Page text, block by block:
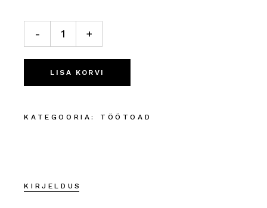
- +
LISA KORVI
KATEGOORIA: TÖÖTOAD
KIRJELDUS